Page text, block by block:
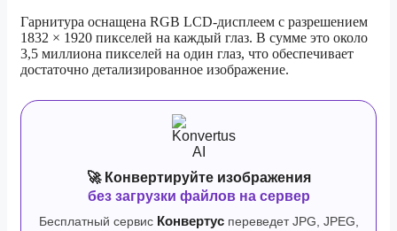
Гарнитура оснащена RGB LCD-дисплеем с разрешением
1832 × 1920 пикселей на каждый глаз. В сумме это около
3,5 миллиона пикселей на один глаз, что обеспечивает
достаточно детализированное изображение.
🚀 Конвертируйте изображения
без загрузки файлов на сервер
Бесплатный сервис Конвертуспереведет JPG, JPEG,